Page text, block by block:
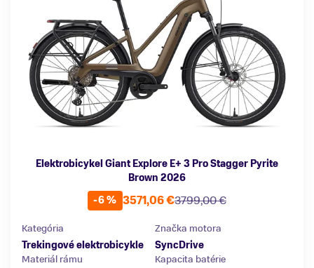
Elektrobicykel Giant Explore E+ 3 Pro Stagger Pyrite
Brown 2026
-6 %
3799,00 €
3571,06 €
Kategória
Trekingové elektrobicykle
Značka motora
SyncDrive
Materiál rámu
Kapacita batérie